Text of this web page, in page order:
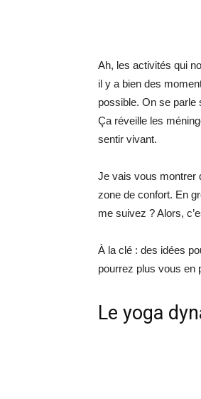
Ah, les activités qui
il y a bien des
possible. On se parle
Ça réveille les
sentir vivant.
Je vais vous montrer
zone de confort. En
me suivez ? Alors,
À la clé : des idées
pourrez plus vous en
Le yoga